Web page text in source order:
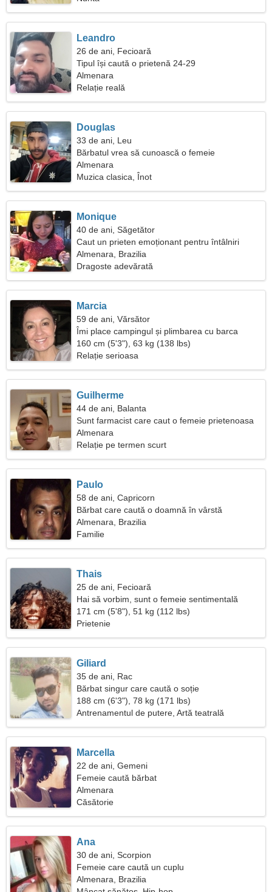
Leandro
26 de ani, Fecioară
Tipul își caută o prietenă 24-29
Almenara
Relație reală
Douglas
33 de ani, Leu
Bărbatul vrea să cunoască o femeie
Almenara
Muzica clasica, Înot
Monique
40 de ani, Săgetător
Caut un prieten emoționant pentru întâlniri
Almenara, Brazilia
Dragoste adevărată
Marcia
59 de ani, Vărsător
Îmi place campingul și plimbarea cu barca
160 cm (5'3"), 63 kg (138 lbs)
Relație serioasa
Guilherme
44 de ani, Balanta
Sunt farmacist care caut o femeie prietenoasa
Almenara
Relație pe termen scurt
Paulo
58 de ani, Capricorn
Bărbat care caută o doamnă în vârstă
Almenara, Brazilia
Familie
Thais
25 de ani, Fecioară
Hai să vorbim, sunt o femeie sentimentală
171 cm (5'8"), 51 kg (112 lbs)
Prietenie
Giliard
35 de ani, Rac
Bărbat singur care caută o soție
188 cm (6'3"), 78 kg (171 lbs)
Antrenamentul de putere, Artă teatrală
Marcella
22 de ani, Gemeni
Femeie caută bărbat
Almenara
Căsătorie
Ana
30 de ani, Scorpion
Femeie care caută un cuplu
Almenara, Brazilia